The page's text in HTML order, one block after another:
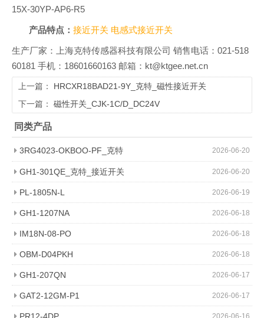
15X-30YP-AP6-R5
产品特点：接近开关 电感式接近开关
生产厂家：上海克特传感器科技有限公司 销售电话：021-518
60181 手机：18601660163 邮箱：kt@ktgee.net.cn
上一篇： HRCXR18BAD21-9Y_克特_磁性接近开关
下一篇： 磁性开关_CJK-1C/D_DC24V
同类产品
2026-06-20
3RG4023-OKBOO-PF_克特
2026-06-20
GH1-301QE_克特_接近开关
2026-06-19
PL-1805N-L
2026-06-18
GH1-1207NA
2026-06-18
IM18N-08-PO
2026-06-18
OBM-D04PKH
2026-06-17
GH1-207QN
2026-06-17
GAT2-12GM-P1
2026-06-16
PR12-4DP